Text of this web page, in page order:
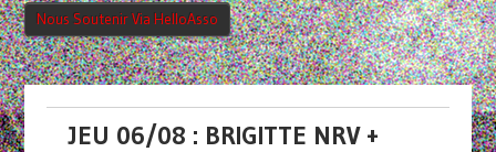
Nous Soutenir Via HelloAsso
JEU 06/08 : BRIGITTE NRV +